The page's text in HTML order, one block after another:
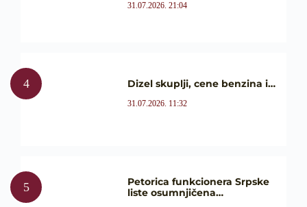
31.07.2026. 21:04
Dizel skuplji, cene benzina i…
31.07.2026. 11:32
Petorica funkcionera Srpske
liste osumnjičena…